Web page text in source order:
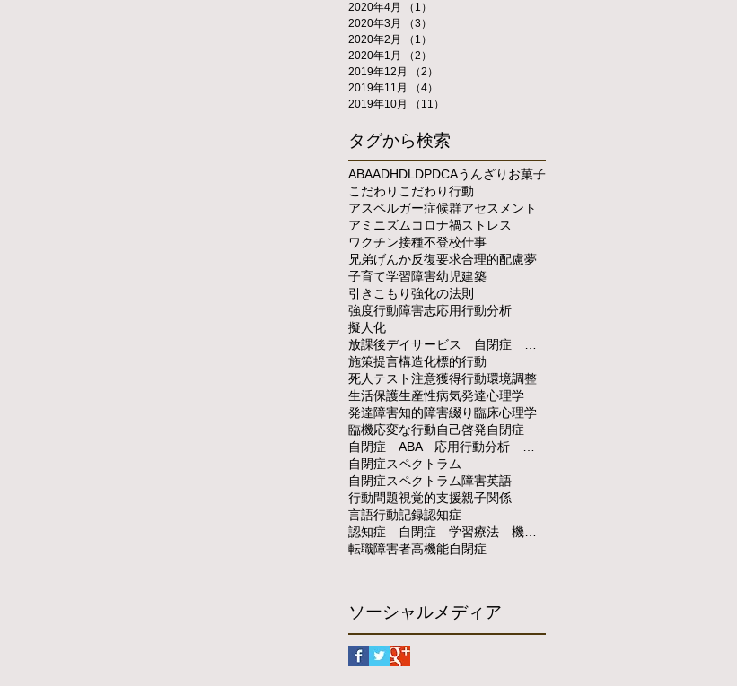
2020年4月
（1）
2020年3月
（3）
2020年2月
（1）
2020年1月
（2）
2019年12月
（2）
2019年11月
（4）
2019年10月
（11）
タグから検索
ABAADHDLDPDCAうんざり お菓子
こだわり こだわり行動
アスペルガー症候群アセスメント
アミニズムコロナ禍ストレス
ワクチン接種不登校仕事
兄弟げんか反復要求合理的配慮夢
子育て学習障害幼児建築
引きこもり強化の法則
強度行動障害志応用行動分析
擬人化
施策提言構造化標的行動
死人テスト注意獲得行動環境調整
生活保護生産性病気発達心理学
発達障害知的障害綴り臨床心理学
臨機応変な行動自己啓発自閉症
自閉症スペクトラム
自閉症スペクトラム障害英語
行動問題視覚的支援親子関係
言語行動記録認知症
転職障害者高機能自閉症
ソーシャルメディア